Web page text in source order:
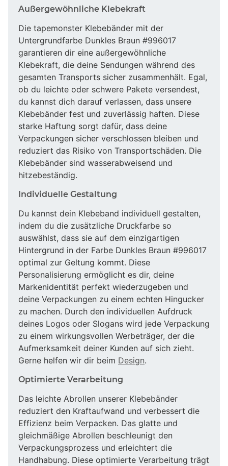
Außergewöhnliche Klebekraft
Die tapemonster Klebebänder mit der
Untergrundfarbe Dunkles Braun #996017
garantieren dir eine außergewöhnliche
Klebekraft, die deine Sendungen während des
gesamten Transports sicher zusammenhält. Egal,
ob du leichte oder schwere Pakete versendest,
du kannst dich darauf verlassen, dass unsere
Klebebänder fest und zuverlässig haften. Diese
starke Haftung sorgt dafür, dass deine
Verpackungen sicher verschlossen bleiben und
reduziert das Risiko von Transportschäden. Die
Klebebänder sind wasserabweisend und
hitzebeständig.
Individuelle Gestaltung
Du kannst dein Klebeband individuell gestalten,
indem du die zusätzliche Druckfarbe so
auswählst, dass sie auf dem einzigartigen
Hintergrund in der Farbe Dunkles Braun #996017
optimal zur Geltung kommt. Diese
Personalisierung ermöglicht es dir, deine
Markenidentität perfekt wiederzugeben und
deine Verpackungen zu einem echten Hingucker
zu machen. Durch den individuellen Aufdruck
deines Logos oder Slogans wird jede Verpackung
zu einem wirkungsvollen Werbeträger, der die
Aufmerksamkeit deiner Kunden auf sich zieht.
Gerne helfen wir dir beim Design.
Optimierte Verarbeitung
Das leichte Abrollen unserer Klebebänder
reduziert den Kraftaufwand und verbessert die
Effizienz beim Verpacken. Das glatte und
gleichmäßige Abrollen beschleunigt den
Verpackungsprozess und erleichtert die
Handhabung. Diese optimierte Verarbeitung trägt